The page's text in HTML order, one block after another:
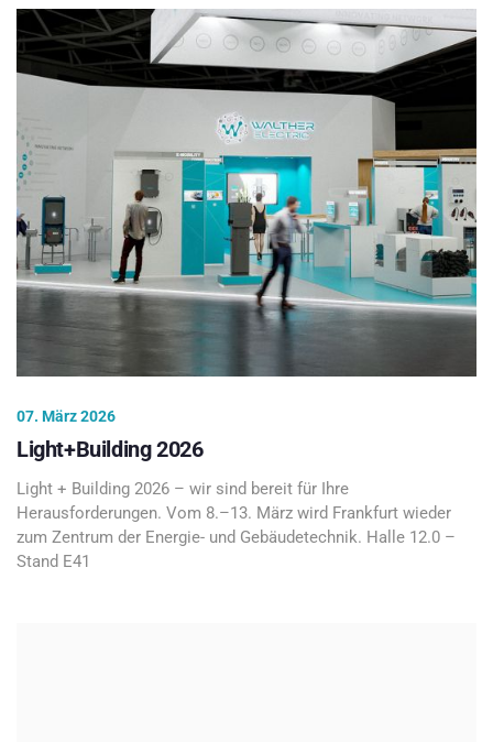
07. März 2026
Light+Building 2026
Light + Building 2026 – wir sind bereit für Ihre
Herausforderungen. Vom 8.–13. März wird Frankfurt wieder
zum Zentrum der Energie- und Gebäudetechnik. Halle 12.0 –
Stand E41